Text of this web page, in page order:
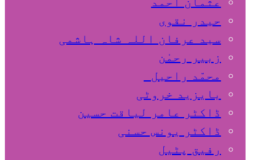
حیدر نقوی
سید عرفان اللہ شاہ ہاشمی
زبیر رحمٰن
محمّد راحیل
بایزید خروٹی
ڈاکٹر عامر لیاقت حسین
ڈاکٹر یونس حسنی
رفیق پٹیل